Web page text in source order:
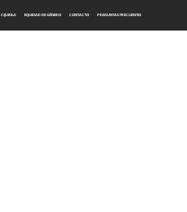
CIJUBILA EQUIDAD DE GÉNERO CONTACTO PREGUNTAS FRECUENTES